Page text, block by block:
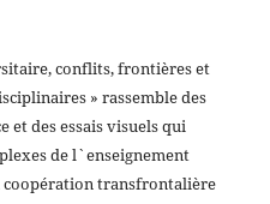
conflits, frontières et
» rassemble des
et des essais visuels qui
de l`enseignement
coopération transfrontalière